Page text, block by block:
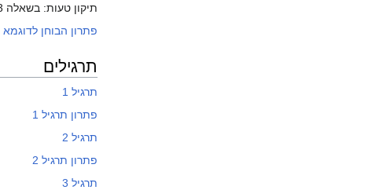
תיקון טעות: בשאלה 3 סעיף ב' אמור להיות כתוב: הוכיחו שH מוכל במנרמל.
פתרון הבוחן לדוגמא
תרגילים
תרגיל 1
פתרון תרגיל 1
תרגיל 2
פתרון תרגיל 2
תרגיל 3